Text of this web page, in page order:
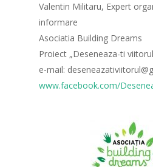
Valentin Militaru, Expert
informare
Asociatia Building Dreams
Proiect „Deseneaza-ti
e-mail:
www.facebook.com/